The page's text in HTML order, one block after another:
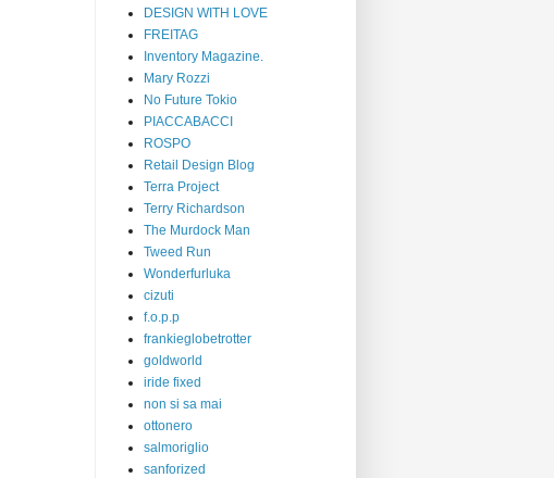
DESIGN WITH LOVE
FREITAG
Inventory Magazine.
Mary Rozzi
No Future Tokio
PIACCABACCI
ROSPO
Retail Design Blog
Terra Project
Terry Richardson
The Murdock Man
Tweed Run
Wonderfurluka
cizuti
f.o.p.p
frankieglobetrotter
goldworld
iride fixed
non si sa mai
ottonero
salmoriglio
sanforized